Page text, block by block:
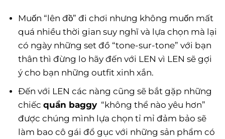
Muốn “lên đồ” đi chơi nhưng không muốn mất
quá nhiều thời gian suy nghĩ và lựa chọn mà lại
có ngày những set đồ “tone-sur-tone” với bạn
thân thì đừng lo hãy đến với LEN vì LEN sẽ gợi
ý cho bạn những outfit xinh xắn.
Đến với LEN các nàng cũng sẽ bắt gặp những
chiếc quần baggy“không thể nào yêu hơn”
được chúng mình lựa chọn tỉ mỉ đảm bảo sẽ
làm bao cô gái đổ gục với những sản phẩm có